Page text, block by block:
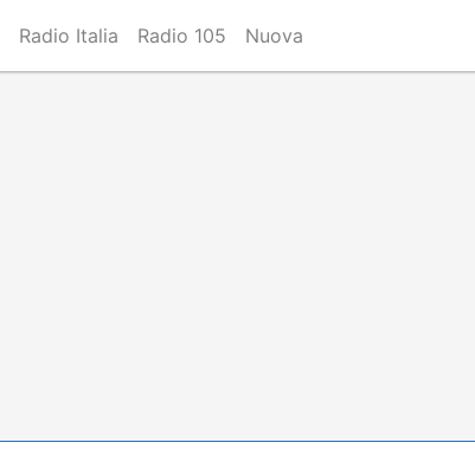
Radio Italia Radio 105 Nuova